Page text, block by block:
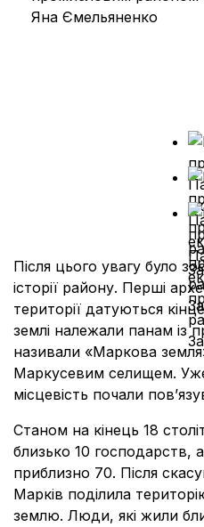
Яна Ємельяненко
Після цього увагу було
історії району. Перші
території датуються
землі належали панам із
називали «Маркова
Маркусевим селищем.
місцевість почали
Станом на кінець 18
близько 10 господарств,
приблизно 70. Після
Марків поділила
землю. Люди, які жили